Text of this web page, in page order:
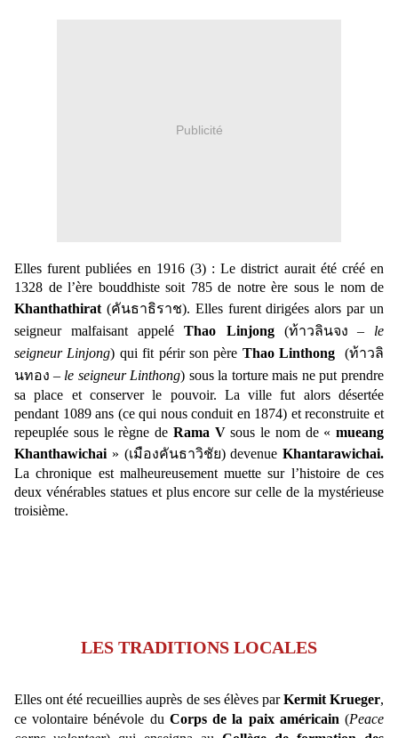
Publicité
Elles furent publiées en 1916 (3) : Le district aurait été créé en
1328 de l’ère bouddhiste soit 785 de notre ère sous le nom de
Khanthathirat (คันธาธิราช). Elles furent dirigées alors par un
seigneur malfaisant appeléThao Linjong(ท้าวลินจง – le
seigneur Linjong) qui fit périr son père Thao Linthong (ท้าวลิ
นทอง – le seigneur Linthong) sous la torture mais ne put prendre
sa place et conserver le pouvoir. La ville fut alors désertée
pendant 1089 ans (ce qui nous conduit en 1874) et reconstruite et
repeuplée sous le règne de Rama Vsous le nom de « mueang
Khanthawichai » (เมืองคันธาวิชัย)devenue Khantarawichai.
La chronique est malheureusement muette sur l’histoire de ces
deux vénérables statues et plus encore sur celle de la mystérieuse
troisième.
LES TRADITIONS LOCALES
Elles ont été recueillies auprès de ses élèves parKermit Krueger,
ce volontaire bénévole du Corps de la paix américain(Peace